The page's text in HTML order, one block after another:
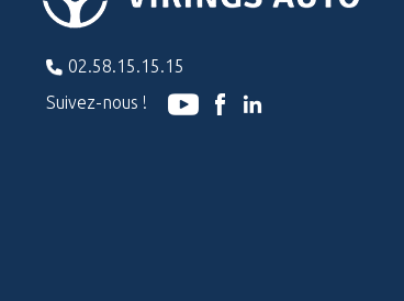
02.58.15.15.15
Suivez-nous !